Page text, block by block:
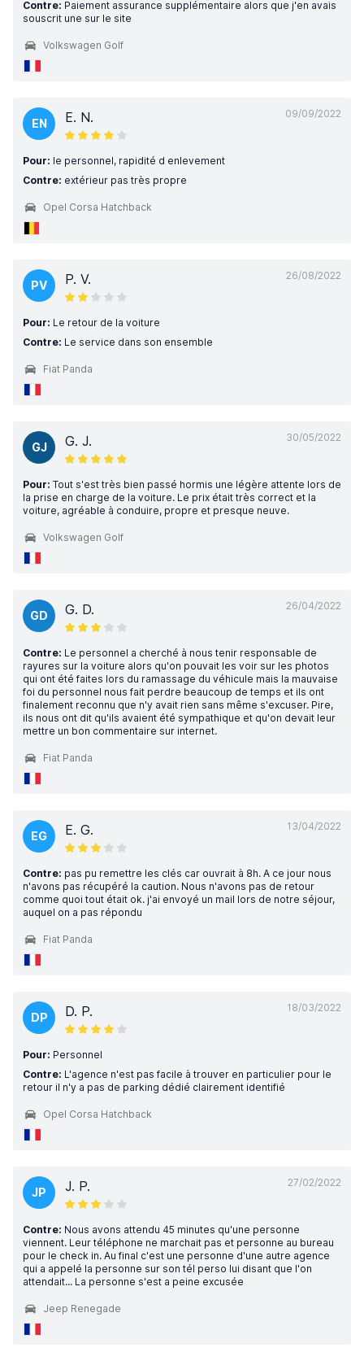
Contre: Paiement assurance supplémentaire alors que j'en avais
souscrit une sur le site
Volkswagen Golf
09/09/2022
EN E. N.
Pour: le personnel, rapidité d enlevement
Contre: extérieur pas très propre
Opel Corsa Hatchback
26/08/2022
PV P. V.
Pour: Le retour de la voiture
Contre: Le service dans son ensemble
Fiat Panda
30/05/2022
GJ G. J.
Pour: Tout s'est très bien passé hormis une légère attente lors de
la prise en charge de la voiture. Le prix était très correct et la
voiture, agréable à conduire, propre et presque neuve.
Volkswagen Golf
26/04/2022
GD G. D.
Contre: Le personnel a cherché à nous tenir responsable de
rayures sur la voiture alors qu'on pouvait les voir sur les photos
qui ont été faites lors du ramassage du véhicule mais la mauvaise
foi du personnel nous fait perdre beaucoup de temps et ils ont
finalement reconnu que n'y avait rien sans même s'excuser. Pire,
ils nous ont dit qu'ils avaient été sympathique et qu'on devait leur
mettre un bon commentaire sur internet.
Fiat Panda
13/04/2022
EG E. G.
Contre: pas pu remettre les clés car ouvrait à 8h. A ce jour nous
n'avons pas récupéré la caution. Nous n'avons pas de retour
comme quoi tout était ok. j'ai envoyé un mail lors de notre séjour,
auquel on a pas répondu
Fiat Panda
18/03/2022
DP D. P.
Pour: Personnel
Contre: L'agence n'est pas facile à trouver en particulier pour le
retour il n'y a pas de parking dédié clairement identifié
Opel Corsa Hatchback
27/02/2022
JP J. P.
Contre: Nous avons attendu 45 minutes qu'une personne
viennent. Leur téléphone ne marchait pas et personne au bureau
pour le check in. Au final c'est une personne d'une autre agence
qui a appelé la personne sur son tél perso lui disant que l'on
attendait... La personne s'est a peine excusée
Jeep Renegade